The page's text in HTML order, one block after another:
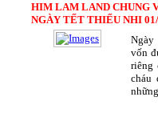
HIM LAM LAND CHUNG
NGÀY TẾT THIẾU NHI
vốn
riêng
cháu